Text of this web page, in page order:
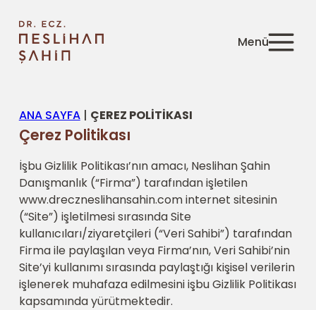
ANA SAYFA| ÇEREZ POLITIKASI
Çerez Politikası
İşbu Gizlilik Politikası’nın amacı, Neslihan Şahin
Danışmanlık (“Firma”) tarafından işletilen
www.dreczneslihansahin.com internet sitesinin
(“Site”) işletilmesi sırasında Site
kullanıcıları/ziyaretçileri (“Veri Sahibi”) tarafından
Firma ile paylaşılan veya Firma’nın, Veri Sahibi’nin
Site’yi kullanımı sırasında paylaştığı kişisel verilerin
işlenerek muhafaza edilmesini işbu Gizlilik Politikası
kapsamında yürütmektedir.